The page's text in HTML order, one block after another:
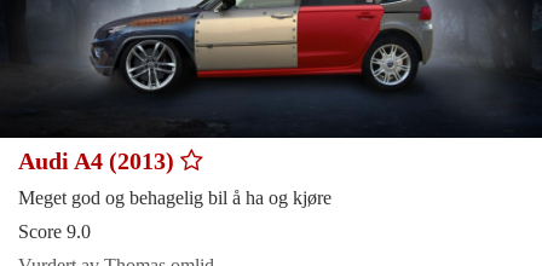
Audi A4 (2013)
Meget god og behagelig bil å ha og kjøre
Score 9.0